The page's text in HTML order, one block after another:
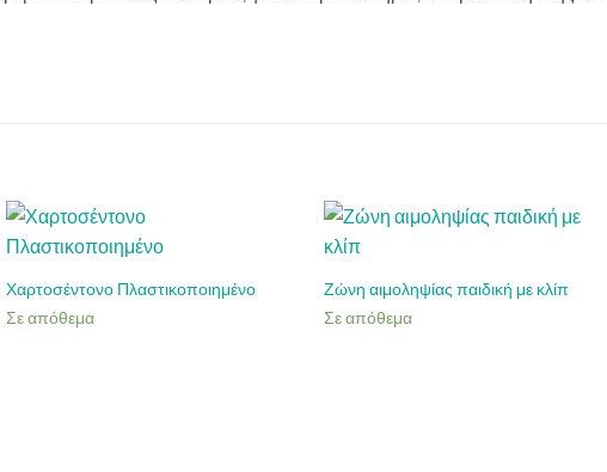
Χαρτοσέντονο Πλαστικοποιημένο
Σε απόθεμα
Ζώνη αιμοληψίας παιδική με κλίπ
Σε απόθεμα